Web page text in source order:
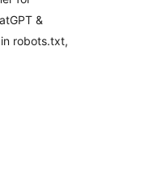
&
robots.txt,